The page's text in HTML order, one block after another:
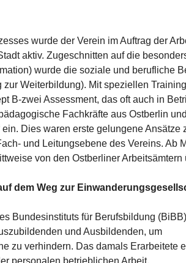
wurde der Verein im Auftrag der
aktiv. Zugeschnitten auf die
wurde die soziale und berufliche
Weiterbildung). Mit speziellen
B-zwei Assessment, das oft auch in
Fachkräfte aus Ostberlin
Dies waren erste gelungene Ansätze
und Leitungsebene des Vereins. Ab
von den Ostberliner Arbeitsämtern
dem Weg zur
Bundesinstituts für Berufsbildung
und Ausbildenden, um
zu verhindern. Das damals Erarbeitete
personalen betrieblichen Arbeit.